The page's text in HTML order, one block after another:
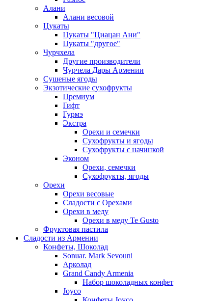
Алани
Алани весовой
Цукаты
Цукаты "Циацан Ани"
Цукаты "другое"
Чурчхела
Другие производители
Чурчела Дары Армении
Сушеные ягоды
Экзотические сухофрукты
Премиум
Гифт
Гурмэ
Экстра
Орехи и семечки
Сухофрукты и ягоды
Сухофрукты с начинкой
Эконом
Орехи, семечки
Сухофрукты, ягоды
Орехи
Орехи весовые
Сладости с Орехами
Орехи в меду
Орехи в меду Te Gusto
Фруктовая пастила
Сладости из Армении
Конфеты, Шоколад
Sonuar. Mark Sevouni
Арколад
Grand Candy Armenia
Набор шоколадных конфет
Joyco